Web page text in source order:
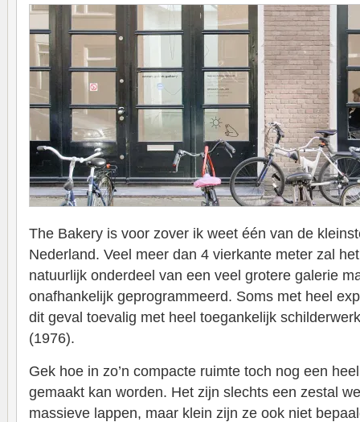
The Bakery is voor zover ik weet één van de
Nederland. Veel meer dan 4 vierkante meter zal
natuurlijk onderdeel van een veel grotere galerie
onafhankelijk geprogrammeerd. Soms met heel
dit geval toevalig met heel toegankelijk
(1976).
Gek hoe in zo’n compacte ruimte toch nog een
gemaakt kan worden. Het zijn slechts een zestal
massieve lappen, maar klein zijn ze ook niet